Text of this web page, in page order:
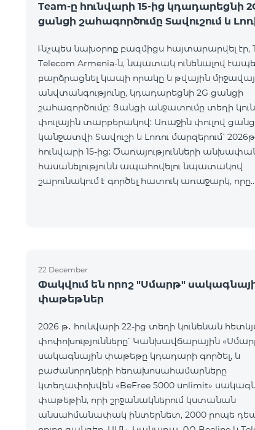
Team-ը հունվարի 15-ից կդադարեցնի
ցանցի շահագործումը Տավուշում և
Ւնչպես նախօրոք բազմիցս հայտարարվել էր,
Telecom Armenia-ն, նպատակ ունենալով
բարձրացնել կապի որակը և թվային
անվտանգությունը, կդադարեցնի 2G ցանցի
շահագործումը: Ցանցի անջատումը տեղի
փուլային տարբերակով: Առաջին փուլով
կանջատվի Տավուշի և Լոռու մարզերում՝
հունվարի 15-ից: Ծառայությունների
հասանելությունն ապահովելու նպատակով
շարունակում է գործել հատուկ առաջարկ, որը
22 December
Փակվում են որոշ "Սմարթ"
փաթեթներ
2026 թ․ հունվարի 22-ից տեղի կունենան
փոփոխությունները՝ Կանխավճարային
սակագնային փաթեթը կդադարի գործել, և
բաժանորդների հեռախոսահամարները
կտեղափոխվեն «BeFree 5000 unlimit»
փաթեթին, որի շրջանակներում կստանան
անսահմանափակ ինտերնետ, 2000 րոպե